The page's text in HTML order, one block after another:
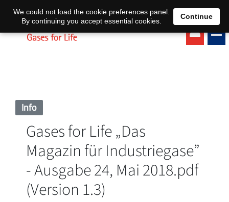
EN DE
Info
Gases for Life „Das
Magazin für Industriegase”
- Ausgabe 24, Mai 2018.pdf
(Version 1.3)
We could not load the cookie preferences panel.
By continuing you accept essential cookies.
Continue